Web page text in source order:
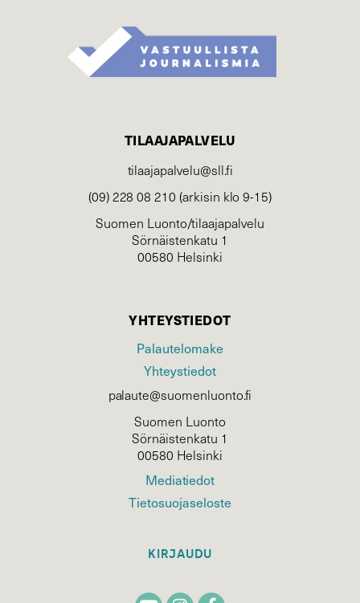
TILAAJAPALVELU
tilaajapalvelu@sll.fi
(09) 228 08 210 (arkisin klo 9-15)
Suomen Luonto/tilaajapalvelu
Sörnäistenkatu 1
00580 Helsinki
YHTEYSTIEDOT
Palautelomake
Yhteystiedot
palaute@suomenluonto.fi
Suomen Luonto
Sörnäistenkatu 1
00580 Helsinki
Mediatiedot
Tietosuojaseloste
KIRJAUDU